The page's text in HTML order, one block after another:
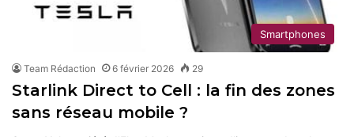
Smartphones
Team Rédaction 6 février 2026 29
Starlink Direct to Cell : la fin des zones
sans réseau mobile ?